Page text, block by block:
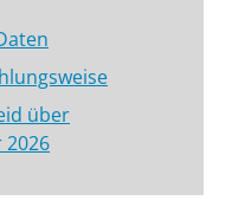
über